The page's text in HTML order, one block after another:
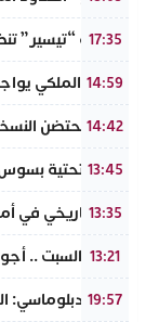
17:35
جمعية “تيسير” تنظم حفل التميز احتفاءً
14:59
الجيش الملكي
14:42
إنزكان تحتضن
13:45
البنية التحتية
13:35
تحول تاريخي في
13:21
طقس السبت ..
19:57
مصدر دبلوماسي: